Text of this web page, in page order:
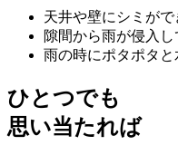
天井や壁にシミがで
隙間から雨が侵入し
雨の時にポタポタ
ひとつでも
思い当たれば